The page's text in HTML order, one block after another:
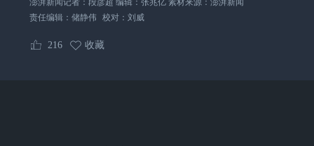
澎湃新闻记者：段彦超 编辑：张兆亿 素材来源：澎湃新闻
责任编辑： 储静伟 校对： 刘威
216 收藏